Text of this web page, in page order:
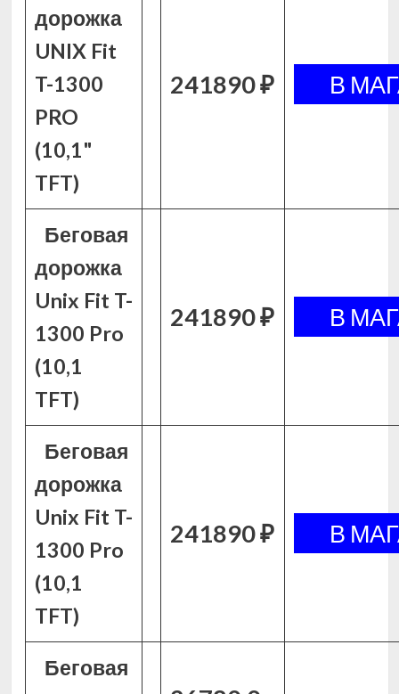
дорожка
UNIX Fit
T-1300
PRO
(10,1"
TFT)
241890 ₽
Беговая
дорожка
Unix Fit T-
1300 Pro
(10,1
TFT)
241890 ₽
Беговая
дорожка
Unix Fit T-
1300 Pro
(10,1
TFT)
241890 ₽
Беговая